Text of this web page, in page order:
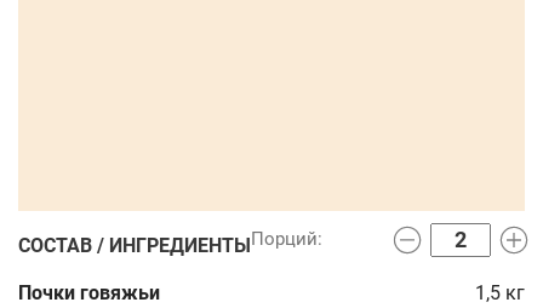
СОСТАВ / ИНГРЕДИЕНТЫ
Почки говяжьи 1,5 кг